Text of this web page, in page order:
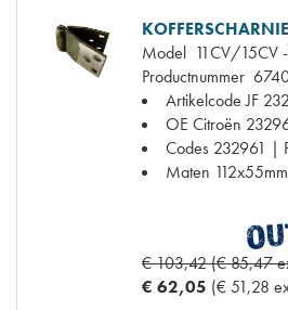
Model 11CV/15CV
Productnummer
Artikelcode JF
OE Citroën
Codes 232961 |
Maten
€ 103,42 (€ 85,47
€ 62,05 (€ 51,28